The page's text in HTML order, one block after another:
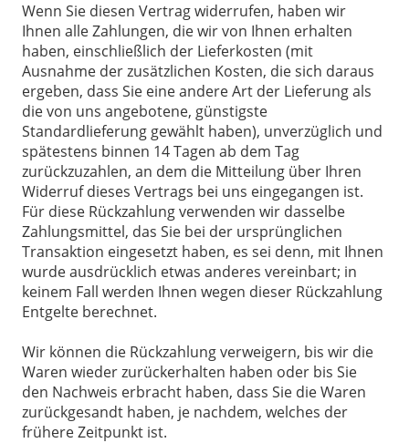
Wenn Sie diesen Vertrag widerrufen, haben wir
Ihnen alle Zahlungen, die wir von Ihnen erhalten
haben, einschließlich der Lieferkosten (mit
Ausnahme der zusätzlichen Kosten, die sich daraus
ergeben, dass Sie eine andere Art der Lieferung als
die von uns angebotene, günstigste
Standardlieferung gewählt haben), unverzüglich und
spätestens binnen 14 Tagen ab dem Tag
zurückzuzahlen, an dem die Mitteilung über Ihren
Widerruf dieses Vertrags bei uns eingegangen ist.
Für diese Rückzahlung verwenden wir dasselbe
Zahlungsmittel, das Sie bei der ursprünglichen
Transaktion eingesetzt haben, es sei denn, mit Ihnen
wurde ausdrücklich etwas anderes vereinbart; in
keinem Fall werden Ihnen wegen dieser Rückzahlung
Entgelte berechnet.
Wir können die Rückzahlung verweigern, bis wir die
Waren wieder zurückerhalten haben oder bis Sie
den Nachweis erbracht haben, dass Sie die Waren
zurückgesandt haben, je nachdem, welches der
frühere Zeitpunkt ist.